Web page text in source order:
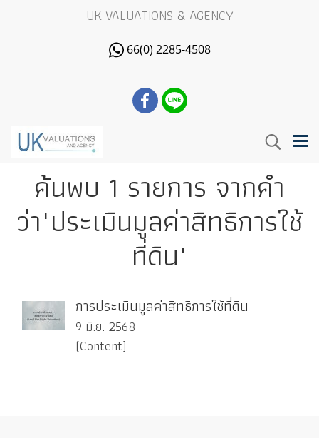
UK VALUATIONS & AGENCY
66(0) 2285-4508
ค้นพบ 1 รายการ จากคำ
ว่า"ประเมินมูลค่าสิทธิการใช้
ที่ดิน"
การประเมินมูลค่าสิทธิการใช้ที่ดิน
9 มิ.ย. 2568
(Content)